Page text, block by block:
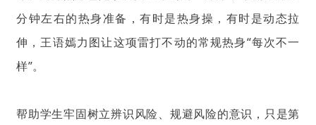
分钟左右的热身准备，有时是热身操，有时是动态拉
伸，王语嫣力图让这项雷打不动的常规热身“每次不一
样”。
帮助学生牢固树立辨识风险、规避风险的意识，只是第